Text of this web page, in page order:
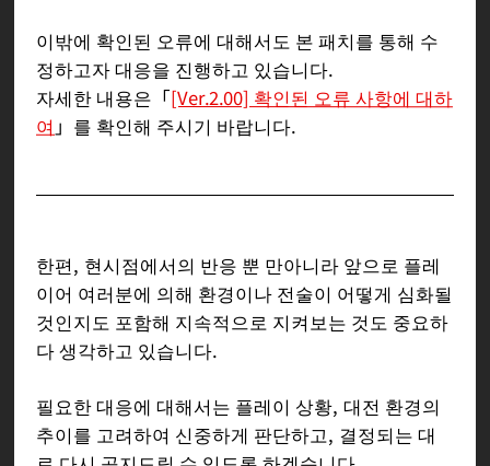
이밖에 확인된 오류에 대해서도 본 패치를 통해 수
정하고자 대응을 진행하고 있습니다.
자세한 내용은「[Ver.2.00] 확인된 오류 사항에 대하
여 」를 확인해 주시기 바랍니다.
한편, 현시점에서의 반응 뿐 만아니라 앞으로 플레
이어 여러분에 의해 환경이나 전술이 어떻게 심화될
것인지도 포함해 지속적으로 지켜보는 것도 중요하
다 생각하고 있습니다.
필요한 대응에 대해서는 플레이 상황, 대전 환경의
추이를 고려하여 신중하게 판단하고, 결정되는 대